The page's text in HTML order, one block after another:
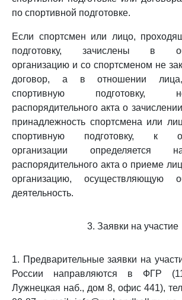
по спортивной подготовке.
Если спортсмен или лицо,
подготовку, зачислены в
организацию и со спортсменом не
договор, а в отношении лица,
спортивную подготовку,
распорядительного акта о
принадлежность спортсмена или
спортивную подготовку, к
организации определяется
распорядительного акта о приеме
организацию, осуществляющую
деятельность.
3. Заявки на участие
1. Предварительные заявки на
России направляются в ФГР
Лужнецкая наб., дом 8, офис 441),